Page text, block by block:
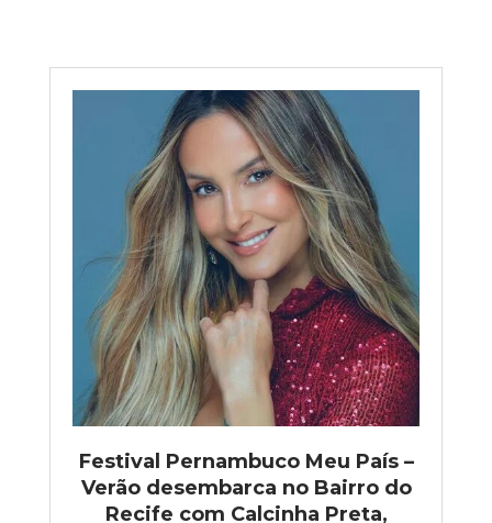
Festival Pernambuco Meu País –
Verão desembarca no Bairro do
Recife com Calcinha Preta,